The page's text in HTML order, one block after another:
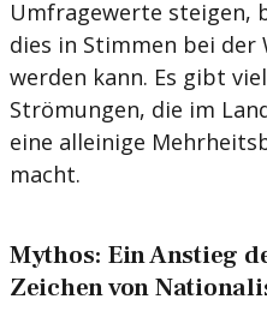
Umfragewerte steigen,
dies in Stimmen bei der
werden kann. Es gibt
Strömungen, die im
eine alleinige
macht.
Mythos: Ein Anstieg
Zeichen von